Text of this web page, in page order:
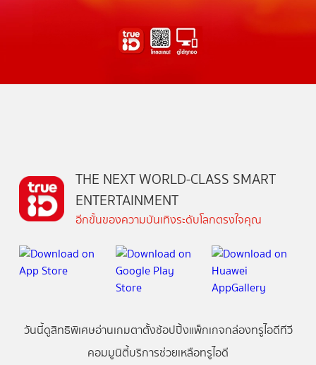
THE NEXT WORLD-CLASS SMART
ENTERTAINMENT
อีกขั้นของความบันเทิงระดับโลกตรงใจคุณ
วันนี้ดูสิทธิพิเศษอ่านเกมตาตั้งช้อปปิ้งแพ็กเกจกล่องทรูไอดีทีวี
คอมมูนิตี้บริการช่วยเหลือทรูไอดี